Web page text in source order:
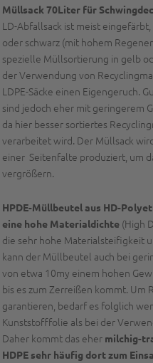
Müllsack 70Liter für
LD-Abfallsack ist meist
oder schwarz (mit hohem
spezielle Müllsortierung in gelb
der Verwendung von
LDPE-Säcke einen Eigengeruch.
sind jedoch eher mit geringerem
da hier besser sortiertes
verarbeitet wird. Der Müllsack
einer Seitenfalte produziert, um
vergrößern.
HPDE-Müllbeutel aus HD-
eine hohe Materialdichte (High
die sehr hohe Materialsteifigkeit
kann der Müllbeutel auch bei
von etwa 10my einem hohen
bis es zum Zerreißen kommt. Um
garantieren, bedarf es folglich
Kunststofffolie als bei der
Daher kommt das eher milchig-
HDPE sehr häufig dort zum